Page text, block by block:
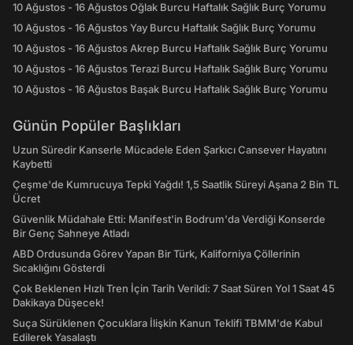
10 Ağustos - 16 Ağustos Oğlak Burcu Haftalık Sağlık Burç Yorumu
10 Ağustos - 16 Ağustos Yay Burcu Haftalık Sağlık Burç Yorumu
10 Ağustos - 16 Ağustos Akrep Burcu Haftalık Sağlık Burç Yorumu
10 Ağustos - 16 Ağustos Terazi Burcu Haftalık Sağlık Burç Yorumu
10 Ağustos - 16 Ağustos Başak Burcu Haftalık Sağlık Burç Yorumu
Günün Popüler Başlıkları
Uzun Süredir Kanserle Mücadele Eden Şarkıcı Cansever Hayatını
Kaybetti
Çeşme'de Kumrucuya Tepki Yağdı! 1,5 Saatlik Süreyi Aşana 2 Bin TL
Ücret
Güvenlik Müdahale Etti: Manifest'in Bodrum'da Verdiği Konserde
Bir Genç Sahneye Atladı
ABD Ordusunda Görev Yapan Bir Türk, Kaliforniya Çöllerinin
Sıcaklığını Gösterdi
Çok Beklenen Hızlı Tren İçin Tarih Verildi: 7 Saat Süren Yol 1 Saat 45
Dakikaya Düşecek!
Suça Sürüklenen Çocuklara İlişkin Kanun Teklifi TBMM'de Kabul
Edilerek Yasalaştı